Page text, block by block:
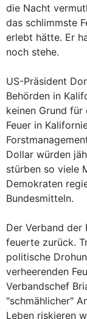
die Nacht
das schlimmste
erlebt hätte. Er
noch stehe.
US-Präsident
Behörden in
keinen Grund
Feuer in
Dollar würden
stürben so viele
Demokraten
Bundesmitteln.
Der Verband der
feuerte zurück.
politische
verheerenden
Verbandschef
"schmählicher"
Leben riskieren